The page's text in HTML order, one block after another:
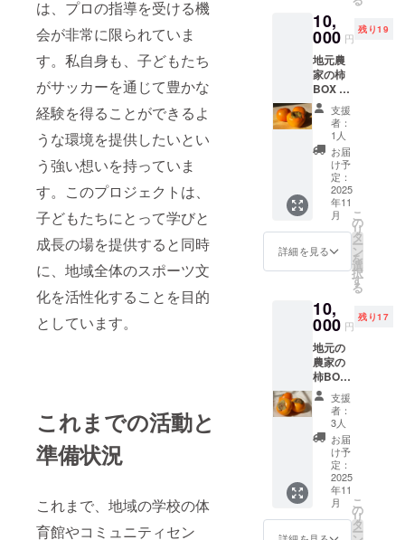
は、プロの指導を受ける機
会が非常に限られていま
す。私自身も、子どもたち
がサッカーを通じて豊かな
経験を得ることができるよ
うな環境を提供したいとい
う強い想いを持っていま
す。このプロジェクトは、
子どもたちにとって学びと
成長の場を提供すると同時
に、地域全体のスポーツ文
化を活性化することを目的
としています。
これまでの活動と
準備状況
これまで、地域の学校の体
育館やコミュニティセン
右衛門
がポ
ケット
ティッ
シュに
なりま
した。
苦しい
時にも
ティッ
シュに
描かれ
た強右
衛門
が、あ
なたを
励まし
ら随
時、発
送しま
す
10,
000 円
残り19
地元農
家の柿
BOX 富
有柿
段ボー
6.5kg
22個〜
26個入
り 11月
後半か
ら随
時、発
送しま
す 産地:
愛知県
法:低温
賞味期
限:到着
後1週間
程度
支援
者：
1人
お届
け予
定：
2025
年11
月
詳細を見る
こ
の
リ
タ
ー
ン
を
選
択
す
る
10,
000 円
残り17
地元の
農家の
柿BOX
次郎柿
段ボー
ル6.5kg
22個〜
26個入
り 11月
後半か
ら随
時、発
送しま
す 産地:
支援
者：
3人
お届
け予
定：
2025
年11
月
こ
の
リ
タ
ー